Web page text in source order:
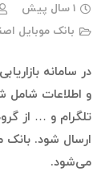
1 سال پیش
بانک موبایل
در سامانه
و اطلاعات شامل
تلگرام و … از
ارسال شود.
می‌شود.